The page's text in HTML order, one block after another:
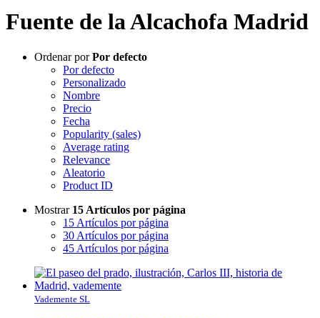
Fuente de la Alcachofa Madrid
Ordenar porPor defecto
Por defecto
Personalizado
Nombre
Precio
Fecha
Popularity (sales)
Average rating
Relevance
Aleatorio
Product ID
Mostrar 15 Artículos por página
15 Artículos por página
30 Artículos por página
45 Artículos por página
Vademente SL